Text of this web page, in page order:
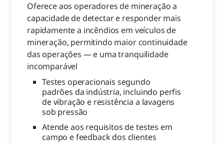
Oferece aos operadores de mineração a
capacidade de detectar e responder mais
rapidamente a incêndios em veículos de
mineração, permitindo maior continuidade
das operações — e uma tranquilidade
incomparável
Testes operacionais segundo
padrões da indústria, incluindo perfis
de vibração e resistência a lavagens
sob pressão
Atende aos requisitos de testes em
campo e feedback dos clientes